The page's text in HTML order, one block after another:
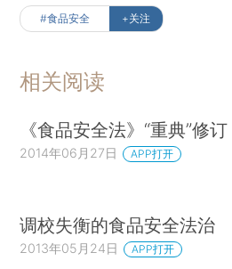
#食品安全 +关注
相关阅读
《食品安全法》“重典”修订
2014年06月27日 APP打开
调校失衡的食品安全法治
2013年05月24日 APP打开